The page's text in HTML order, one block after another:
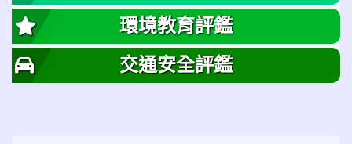
環境教育評鑑
交通安全評鑑